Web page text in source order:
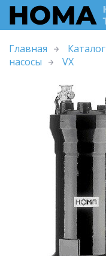
Главная Каталог
насосы
VX